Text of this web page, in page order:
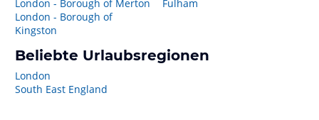
London - Borough of Merton
London - Borough of
Kingston
Fulham
Beliebte Urlaubsregionen
London
South East England